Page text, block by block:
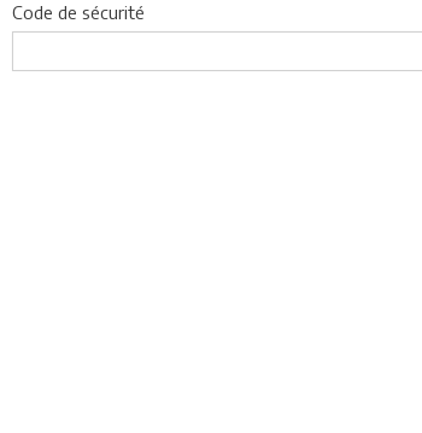
Code de sécurité